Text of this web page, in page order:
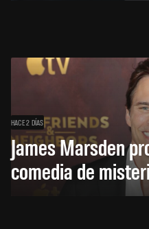
HACE 2 DÍAS
James Marsden
comedia de